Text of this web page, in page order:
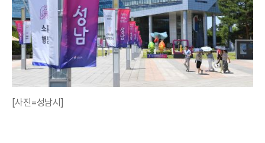
[사진=성남시]